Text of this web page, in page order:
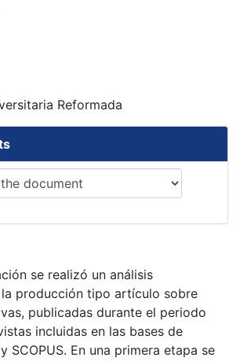
Reformada
se realizó un análisis
producción tipo artículo sobre
publicadas durante el periodo
incluidas en las bases de
SCOPUS. En una primera etapa se